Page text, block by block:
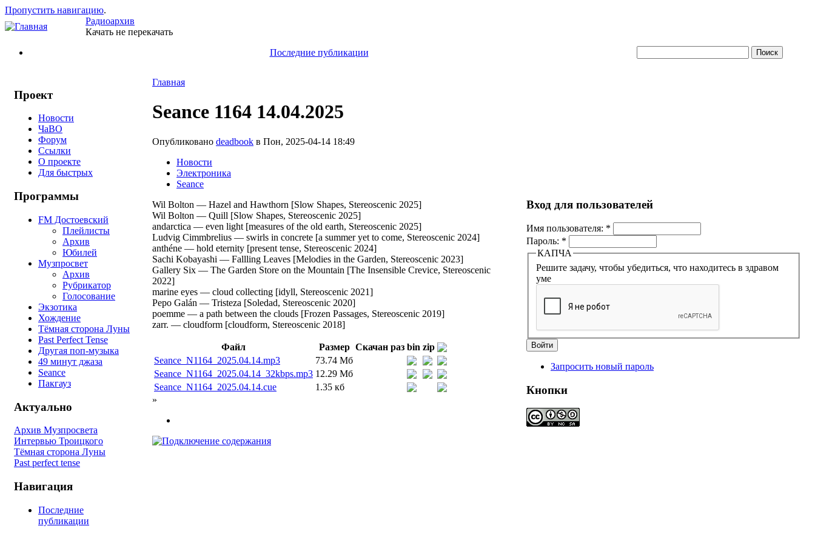
Пропустить навигацию.
Радиоархив
Качать не перекачать
Последние публикации
Проект
Новости
ЧаВО
Форум
Ссылки
О проекте
Для быстрых
Программы
FM Достоевский
Плейлисты
Архив
Юбилей
Музпросвет
Архив
Рубрикатор
Голосование
Экзотика
Хождение
Тёмная сторона Луны
Past Perfect Tense
Другая поп-музыка
49 минут джаза
Seance
Пакгауз
Актуально
Архив Музпросвета
Интервью Троицкого
Тёмная сторона Луны
Past perfect tense
Навигация
Последние
публикации
Главная
Seance 1164 14.04.2025
Опубликовано deadbook в Пон, 2025-04-14 18:49
Новости
Электроника
Seance
Wil Bolton — Hazel and Hawthorn [Slow Shapes, Stereoscenic 2025]
Wil Bolton — Quill [Slow Shapes, Stereoscenic 2025]
andarctica — even light [measures of the old earth, Stereoscenic 2025]
Ludvig Cimmbrelius — swirls in concrete [a summer yet to come, Stereoscenic 2024]
anthéne — hold eternity [present tense, Stereoscenic 2024]
Sachi Kobayashi — Fallling Leaves [Melodies in the Garden, Stereoscenic 2023]
Gallery Six — The Garden Store on the Mountain [The Insensible Crevice, Stereoscenic
2022]
marine eyes — cloud collecting [idyll, Stereoscenic 2021]
Pepo Galán — Tristeza [Soledad, Stereoscenic 2020]
poemme — a path between the clouds [Frozen Passages, Stereoscenic 2019]
zarr. — cloudform [cloudform, Stereoscenic 2018]
Файл Размер Скачан раз bin zip
Seance_N1164_2025.04.14.mp3
73.74 Мб
Seance_N1164_2025.04.14_32kbps.mp3 12.29 Мб
Seance_N1164_2025.04.14.cue
1.35 кб
»
Вход для пользователей
Имя пользователя: *
Пароль: *
КАПЧА
Решите задачу, чтобы убедиться, что находитесь в здравом
уме
Запросить новый пароль
Кнопки